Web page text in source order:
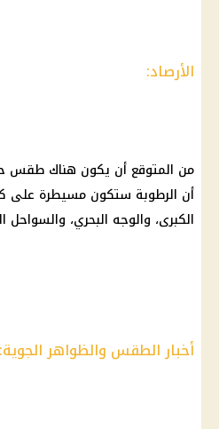
الأرصاد:
من المتوقع أن يكون هناك طقس
أن الرطوبة ستكون مسيطرة على
الكبرى، والوجه البحري، والسواحل
أخبار الطقس والظواهر الجوية: